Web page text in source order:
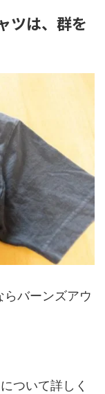
ツは、群を
バーンズアウ
ついて詳しく